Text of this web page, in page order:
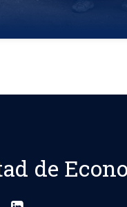
de